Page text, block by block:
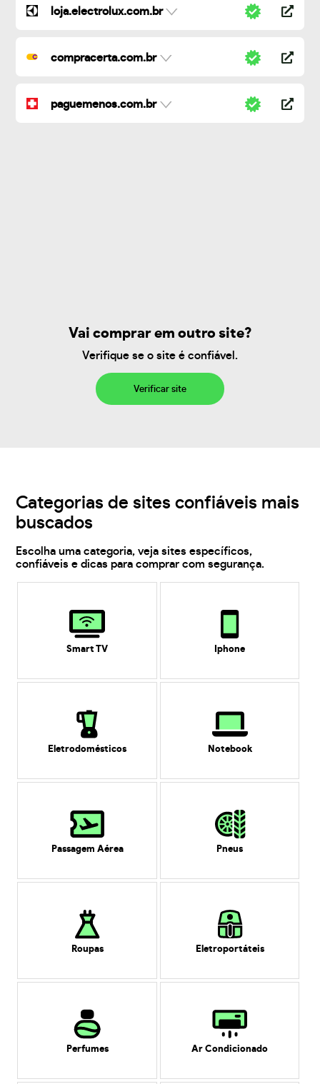
loja.electrolux.com.br
compracerta.com.br
paguemenos.com.br
Vai comprar em outro site?
Verifique se o site é confiável.
Verificar site
Categorias de sites confiáveis mais
buscados
Escolha uma categoria, veja sites específicos,
confiáveis e dicas para comprar com segurança.
Smart TV Iphone
Eletrodomésticos Notebook
Passagem Aérea Pneus
Roupas Eletroportáteis
Perfumes Ar Condicionado